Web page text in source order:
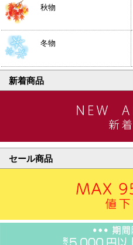
秋物
冬物
新着商品
セール商品